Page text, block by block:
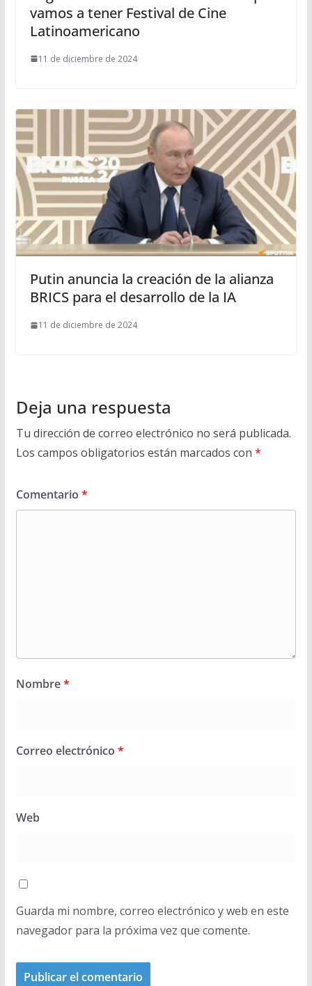
vamos a tener Festival de Cine
Latinoamericano
11 de diciembre de 2024
Putin anuncia la creación de la alianza
BRICS para el desarrollo de la IA
11 de diciembre de 2024
Deja una respuesta
Tu dirección de correo electrónico no será publicada.
Los campos obligatorios están marcados con *
Comentario *
Nombre*
Correo electrónico *
Web
Guarda mi nombre, correo electrónico y web en este
navegador para la próxima vez que comente.